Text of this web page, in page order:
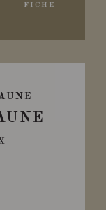
FICHE